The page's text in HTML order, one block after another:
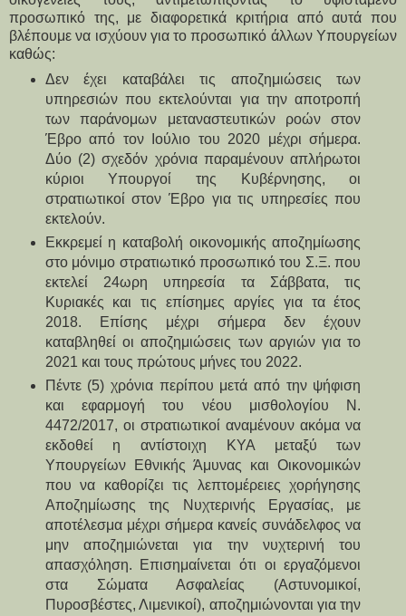
προσωπικό της, με διαφορετικά κριτήρια από αυτά που
βλέπουμε να ισχύουν για το προσωπικό άλλων Υπουργείων
καθώς:
Δεν έχει καταβάλει τις αποζημιώσεις των
υπηρεσιών που εκτελούνται για την αποτροπή
των παράνομων μεταναστευτικών ροών στον
Έβρο από τον Ιούλιο του 2020 μέχρι σήμερα.
Δύο (2) σχεδόν χρόνια παραμένουν απλήρωτοι
κύριοι Υπουργοί της Κυβέρνησης, οι
στρατιωτικοί στον Έβρο για τις υπηρεσίες που
εκτελούν.
Εκκρεμεί η καταβολή οικονομικής αποζημίωσης
στο μόνιμο στρατιωτικό προσωπικό του Σ.Ξ. που
εκτελεί 24ωρη υπηρεσία τα Σάββατα, τις
Κυριακές και τις επίσημες αργίες για τα έτος
2018. Επίσης μέχρι σήμερα δεν έχουν
καταβληθεί οι αποζημιώσεις των αργιών για το
2021 και τους πρώτους μήνες του 2022.
Πέντε (5) χρόνια περίπου μετά από την ψήφιση
και εφαρμογή του νέου μισθολογίου Ν.
4472/2017, οι στρατιωτικοί αναμένουν ακόμα να
εκδοθεί η αντίστοιχη ΚΥΑ μεταξύ των
Υπουργείων Εθνικής Άμυνας και Οικονομικών
που να καθορίζει τις λεπτομέρειες χορήγησης
Αποζημίωσης της Νυχτερινής Εργασίας, με
αποτέλεσμα μέχρι σήμερα κανείς συνάδελφος να
μην αποζημιώνεται για την νυχτερινή του
απασχόληση. Επισημαίνεται ότι οι εργαζόμενοι
στα Σώματα Ασφαλείας (Αστυνομικοί,
Πυροσβέστες, Λιμενικοί), αποζημιώνονται για την